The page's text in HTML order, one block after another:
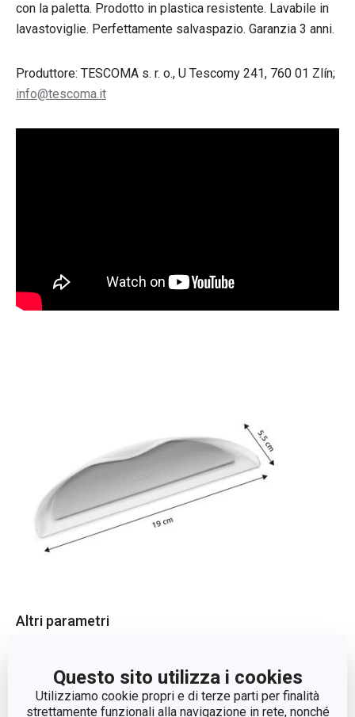
Questo sito utilizza i cookies
Utilizziamo cookie propri e di terze parti per finalità
strettamente funzionali alla navigazione in rete, nonché
con la paletta. Prodotto in plastica resistente. Lavabile in
lavastoviglie. Perfettamente salvaspazio. Garanzia 3 anni.
Produttore: TESCOMA s. r. o., U Tescomy 241, 760 01 Zlín;
info@tescoma.it
Altri parametri
LINEA DI PRODOTTO GrandCHEF